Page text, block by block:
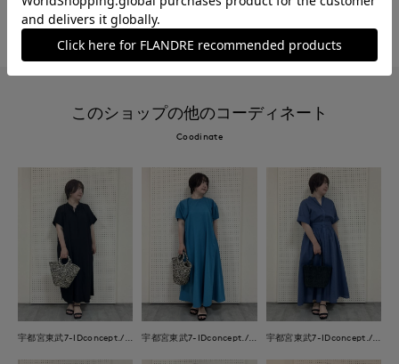
#おでかけ #ランチ
このショップの他のコーディネート
Coodinate